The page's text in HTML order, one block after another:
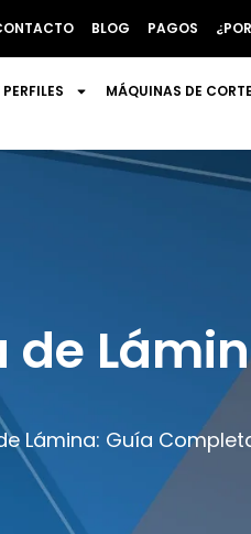
BLOG PAGOS
MÁQUINAS DE CORTE
Lámina: Guía